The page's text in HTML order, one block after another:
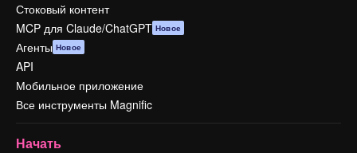
Стоковый контент
MCP для Claude/ChatGPT Новое
Агенты Новое
API
Мобильное приложение
Все инструменты Magnific
Начать